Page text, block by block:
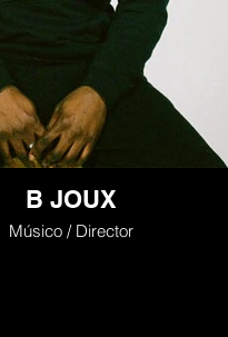
B JOUX
Músico / Director